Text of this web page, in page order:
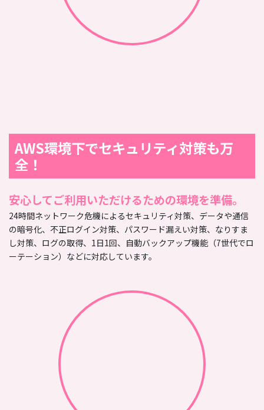
AWS環境下でセキュリティ対策も万
全！
安心してご利用いただけるための環境を準備。
24時間ネットワーク危機によるセキュリティ対策、データや通信
の暗号化、不正ログイン対策、パスワード漏えい対策、なりすま
し対策、ログの取得、1日1回、自動バックアップ機能（7世代でロ
ーテーション）などに対応しています。